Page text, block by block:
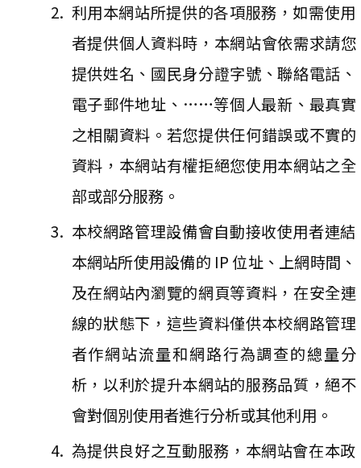
利用本網站所提供的各項服務，如需使用
者提供個人資料時，本網站會依需求請您
提供姓名、國民身分證字號、聯絡電話、
電子郵件地址、……等個人最新、最真實
之相關資料。若您提供任何錯誤或不實的
資料，本網站有權拒絕您使用本網站之全
部或部分服務。
本校網路管理設備會自動接收使用者連結
本網站所使用設備的 IP 位址、上網時間、
及在網站內瀏覽的網頁等資料，在安全連
線的狀態下，這些資料僅供本校網路管理
者作網站流量和網路行為調查的總量分
析，以利於提升本網站的服務品質，絕不
會對個別使用者進行分析或其他利用。
為提供良好之互動服務，本網站會在本政